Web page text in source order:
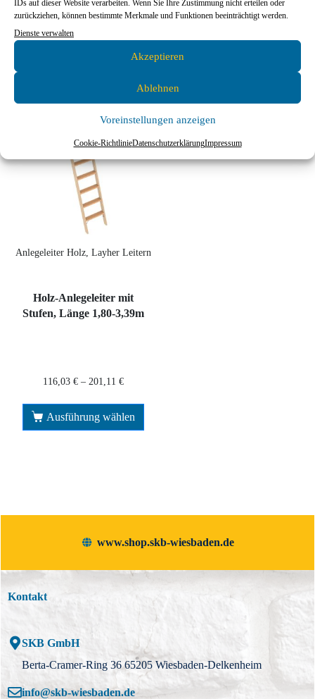
IDs auf dieser Website verarbeiten. Wenn Sie Ihre Zustimmung nicht erteilen oder
zurückziehen, können bestimmte Merkmale und Funktionen beeinträchtigt werden.
Dienste verwalten
Akzeptieren
Ablehnen
Voreinstellungen anzeigen
Cookie-RichtlinieDatenschutzerklärungImpressum
Ausführung wählen Ausführung wählen
Anlegeleiter Holz, Layher Leitern
Holz-Anlegeleiter mit
Stufen, Länge 1,80-3,39m
116,03 € – 201,11 €
Ausführung wählen
www.shop.skb-wiesbaden.de
Kontakt
SKB GmbH
Berta-Cramer-Ring 36 65205 Wiesbaden-Delkenheim
info@skb-wiesbaden.de